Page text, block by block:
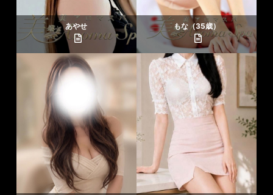
あやせ もな（35歳）